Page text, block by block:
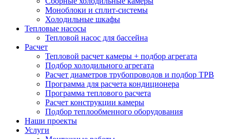
Моноблоки и сплит-системы
Холодильные шкафы
Тепловые насосы
Тепловой насос для бассейна
Расчет
Тепловой расчет камеры + подбор агрегата
Подбор холодильного агрегата
Расчет диаметров трубопроводов и подбор ТРВ
Программа для расчета кондиционера
Программа теплового расчета
Расчет конструкции камеры
Подбор теплообменного оборудования
Наши проекты
Услуги